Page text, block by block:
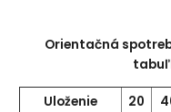
Orientačná
Uloženie
20